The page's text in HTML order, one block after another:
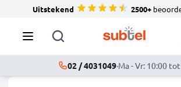
Uitstekend 2500+
02 / 4031049·Ma - Vr: 10:00